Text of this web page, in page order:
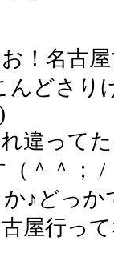
！名古屋
んどさり
違ってた
＾＾； /
♪どっ
屋行っ